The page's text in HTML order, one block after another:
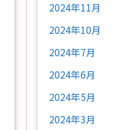
2024年11月
2024年10月
2024年7月
2024年6月
2024年5月
2024年3月